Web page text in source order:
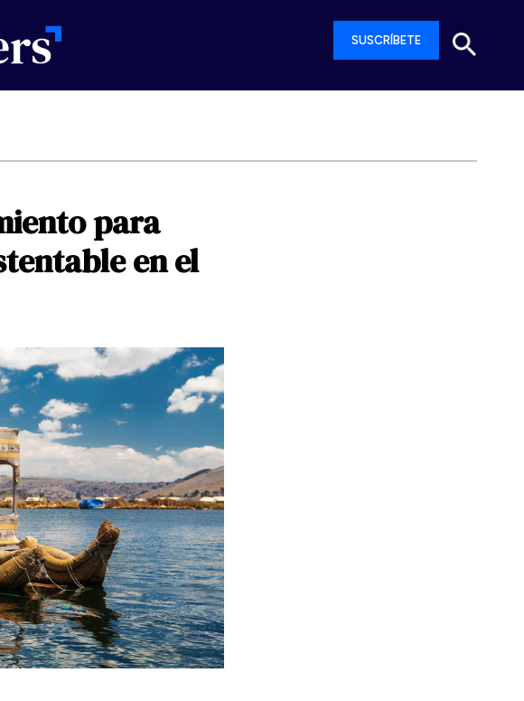
SUSCRÍBETE
para
enel